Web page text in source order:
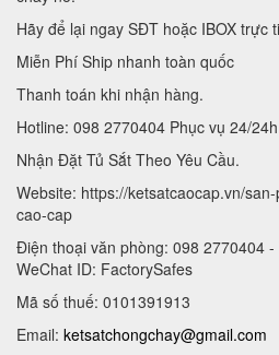
Hãy để lại ngay SĐT hoặc IBOX trực
Miễn Phí Ship nhanh toàn quốc
Thanh toán khi nhận hàng.
Hotline: 098 2770404 Phục vụ 24/24h
Nhận Đặt Tủ Sắt Theo Yêu Cầu.
Website: https://ketsatcaocap.vn/
cao-cap
Điện thoại văn phòng: 098 2770404
WeChat ID: FactorySafes
Mã số thuế: 0101391913
Email: ketsatchongchay@gmail.com